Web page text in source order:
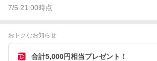
7/5 21:00時点
おトクなお知らせ
合計5,000円相当プレゼント！